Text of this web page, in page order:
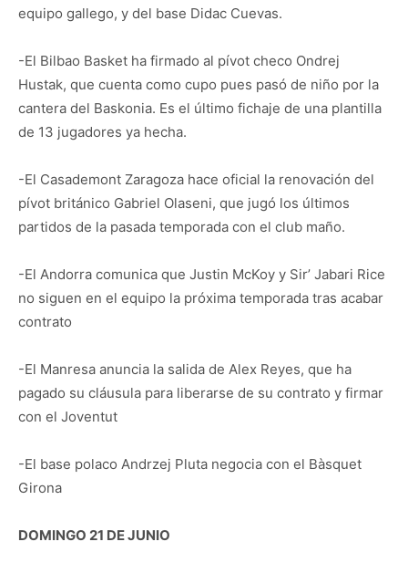
equipo gallego, y del base Didac Cuevas.
-El Bilbao Basket ha firmado al pívot checo Ondrej
Hustak, que cuenta como cupo pues pasó de niño por la
cantera del Baskonia. Es el último fichaje de una plantilla
de 13 jugadores ya hecha.
-El Casademont Zaragoza hace oficial la renovación del
pívot británico Gabriel Olaseni, que jugó los últimos
partidos de la pasada temporada con el club maño.
-El Andorra comunica que Justin McKoy y Sir’ Jabari Rice
no siguen en el equipo la próxima temporada tras acabar
contrato
-El Manresa anuncia la salida de Alex Reyes, que ha
pagado su cláusula para liberarse de su contrato y firmar
con el Joventut
-El base polaco Andrzej Pluta negocia con el Bàsquet
Girona
DOMINGO 21 DE JUNIO